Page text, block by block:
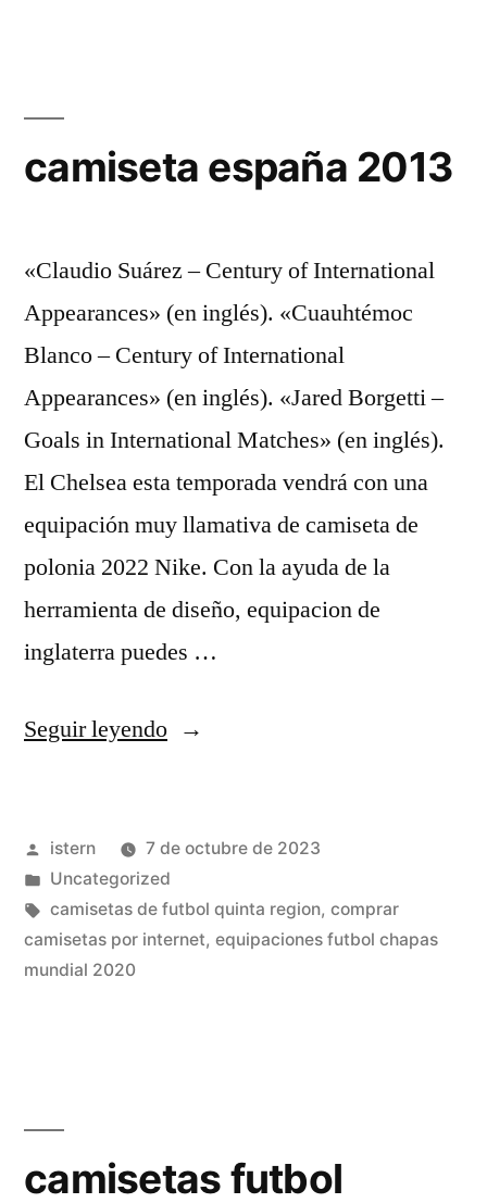
camiseta españa 2013
«Claudio Suárez – Century of International
Appearances» (en inglés). «Cuauhtémoc
Blanco – Century of International
Appearances» (en inglés). «Jared Borgetti –
Goals in International Matches» (en inglés).
El Chelsea esta temporada vendrá con una
equipación muy llamativa de camiseta de
polonia 2022 Nike. Con la ayuda de la
herramienta de diseño, equipacion de
inglaterra puedes …
Seguir leyendo«camiseta
Publicado
por
istern
7 de octubre de 2023
Publicado
en
Uncategorized
Etiquetas:
camisetas de futbol quinta region, comprar
camisetas por internet, equipaciones futbol chapas
mundial 2020
camisetas futbol